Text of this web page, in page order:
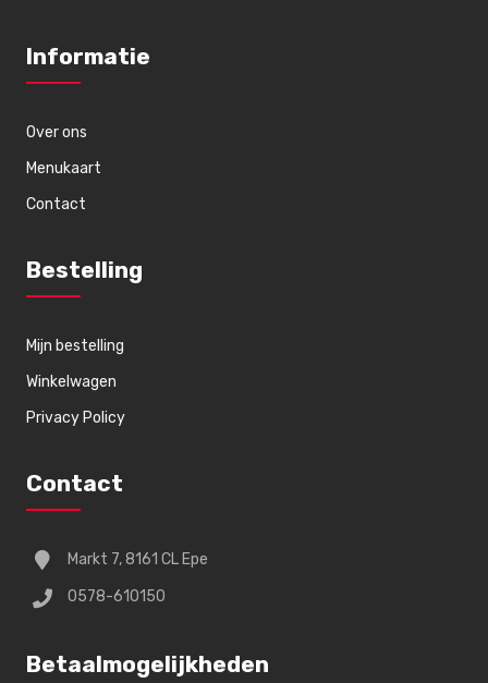
Informatie
Over ons
Menukaart
Contact
Bestelling
Mijn bestelling
Winkelwagen
Privacy Policy
Contact
Markt 7, 8161 CL Epe
0578-610150
Betaalmogelijkheden